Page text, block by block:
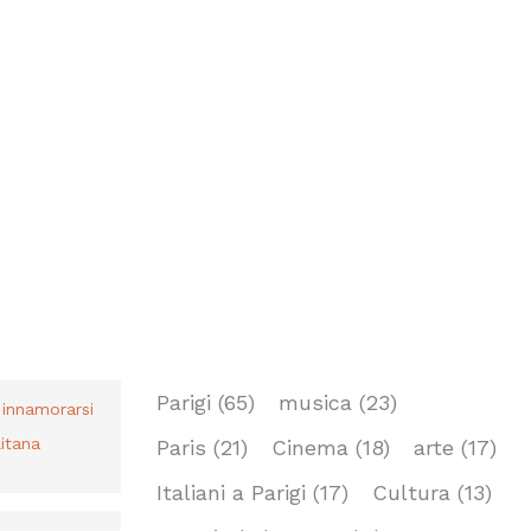
Parigi (65) musica (23)
Paris (21) Cinema (18) arte (17)
Italiani a Parigi (17) Cultura (13)